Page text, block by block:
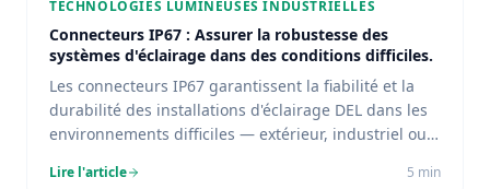
TECHNOLOGIES LUMINEUSES INDUSTRIELLES
Connecteurs IP67 : Assurer la robustesse des
systèmes d'éclairage dans des conditions difficiles.
Les connecteurs IP67 garantissent la fiabilité et la
durabilité des installations d'éclairage DEL dans les
environnements difficiles — extérieur, industriel ou
Lire l'article 5 min